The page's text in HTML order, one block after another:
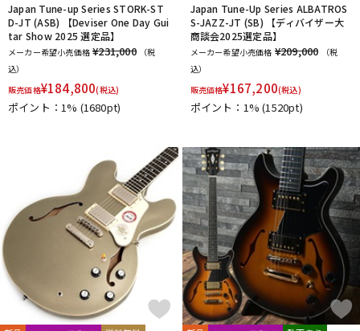
Japan Tune-up Series STORK-ST
D-JT (ASB) 【Deviser One Day Gui
tar Show 2025 選定品】
メーカー希望小売価格 ¥231,000
（税
込）
販売価格¥184,800(税込)
ポイント：1% (1680pt)
Japan Tune-Up Series ALBATROS
S-JAZZ-JT (SB) 【ディバイザー大
商談会2025選定品】
メーカー希望小売価格 ¥209,000
（税
込）
販売価格¥167,200(税込)
ポイント：1%(1520pt)